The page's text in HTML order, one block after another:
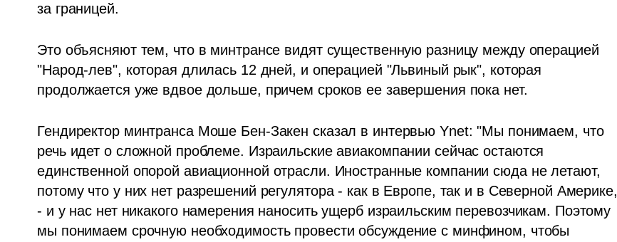
за границей.
Это объясняют тем, что в минтрансе видят существенную разницу между операцией
"Народ-лев", которая длилась 12 дней, и операцией "Львиный рык", которая
продолжается уже вдвое дольше, причем сроков ее завершения пока нет.
Гендиректор минтранса Моше Бен-Закен сказал в интервью Ynet: "Мы понимаем, что
речь идет о сложной проблеме. Израильские авиакомпании сейчас остаются
единственной опорой авиационной отрасли. Иностранные компании сюда не летают,
потому что у них нет разрешений регулятора - как в Европе, так и в Северной Америке,
- и у нас нет никакого намерения наносить ущерб израильским перевозчикам. Поэтому
мы понимаем срочную необходимость провести обсуждение с минфином, чтобы